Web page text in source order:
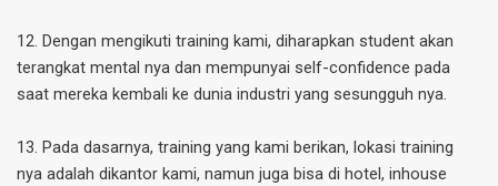
12. Dengan mengikuti training kami, diharapkan student akan
terangkat mental nya dan mempunyai self-confidence pada
saat mereka kembali ke dunia industri yang sesungguh nya.
13. Pada dasarnya, training yang kami berikan, lokasi training
nya adalah dikantor kami, namun juga bisa di hotel, inhouse